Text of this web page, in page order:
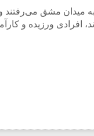
میدان مشق
ورزیده و